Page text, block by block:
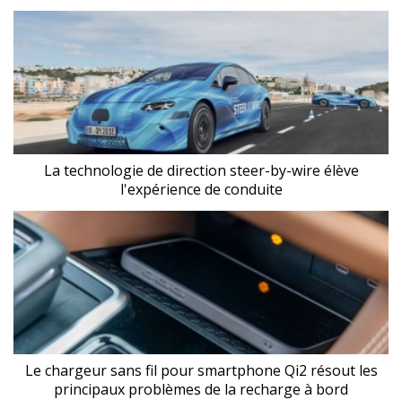
La technologie de direction steer-by-wire élève
l'expérience de conduite
Le chargeur sans fil pour smartphone Qi2 résout les
principaux problèmes de la recharge à bord